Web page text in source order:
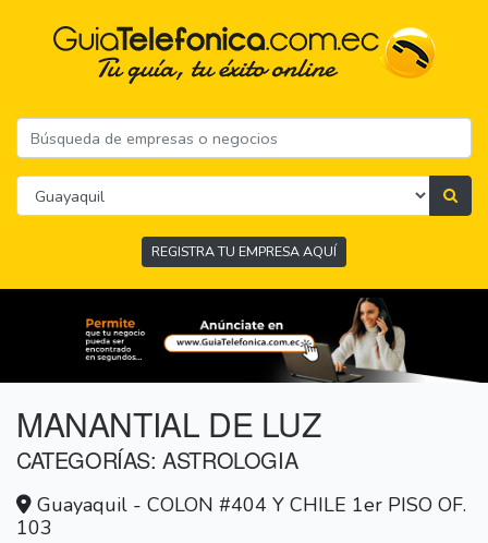
REGISTRA TU EMPRESA AQUÍ
MANANTIAL DE LUZ
CATEGORÍAS: ASTROLOGIA
Guayaquil - COLON #404 Y CHILE 1er PISO OF.
103